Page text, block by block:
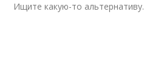
Ищите какую-то альтернативу.